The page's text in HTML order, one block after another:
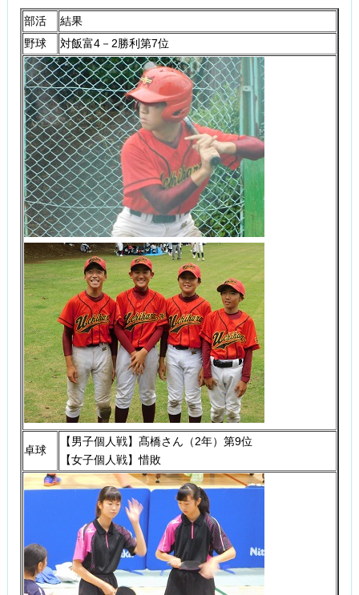
部活
結果
野球
対飯富4－2勝利第7位
卓球
【男子個人戦】髙橋さん（2年）第9位
【女子個人戦】惜敗